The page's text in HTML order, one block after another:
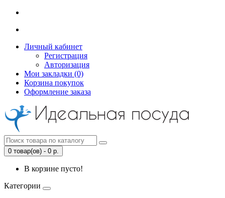
Личный кабинет
Регистрация
Авторизация
Мои закладки (0)
Корзина покупок
Оформление заказа
0 товар(ов) - 0 р.
В корзине пусто!
Категории